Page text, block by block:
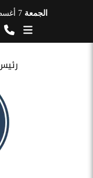
الجمعة 7 أغسطس 2026